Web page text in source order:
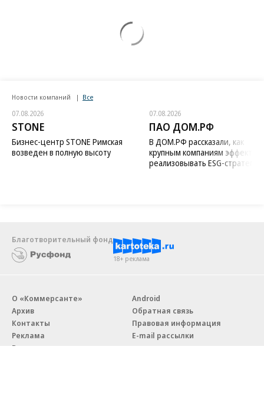
Новости компаний Все
07.08.2026
STONE
Бизнес-центр STONE Римская
возведен в полную высоту
07.08.2026
ПАО ДОМ.РФ
В ДОМ.РФ рассказали, как
крупным компаниям
реализовывать ESG-стратегию
Благотворительный фонд
18+ реклама
О «Коммерсанте»
Архив
Контакты
Реклама
Вакансии
Android
Обратная связь
Правовая информация
E-mail рассылки